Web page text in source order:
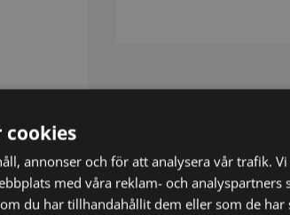
cookies
annonser och för att analysera vår trafik.
med våra reklam- och analyspartners
du har tillhandahållit dem eller som de har